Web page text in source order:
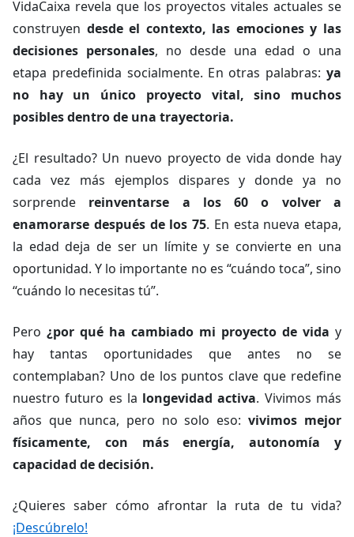
VidaCaixa revela que los proyectos vitales actuales se
construyen desde el contexto, las emociones y las
decisiones personales, no desde una edad o una
etapa predefinida socialmente. En otras palabras: ya
no hay un único proyecto vital, sino muchos
posibles dentro de una trayectoria.
¿El resultado? Un nuevo proyecto de vida donde hay
cada vez más ejemplos dispares y donde ya no
sorprende reinventarse a los 60 o volver a
enamorarse después de los 75. En esta nueva etapa,
la edad deja de ser un límite y se convierte en una
oportunidad. Y lo importante no es “cuándo toca”, sino
“cuándo lo necesitas tú”.
Pero ¿por qué ha cambiado mi proyecto de vida y
hay tantas oportunidades que antes no se
contemplaban? Uno de los puntos clave que redefine
nuestro futuro es la longevidad activa. Vivimos más
años que nunca, pero no solo eso:vivimos mejor
físicamente, con más energía, autonomía y
capacidad de decisión.
¿Quieres saber cómo afrontar la ruta de tu vida?
¡Descúbrelo!